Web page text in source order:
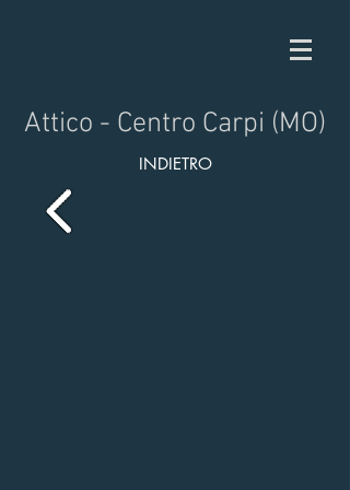
Attico - Centro Carpi (MO)
INDIETRO